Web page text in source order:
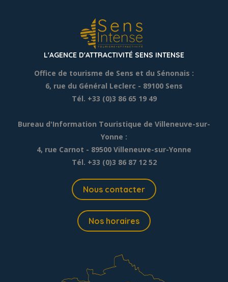
L'AGENCE D'ATTRACTIVITÉ SENS INTENSE
Office de tourisme de Sens et du Sénonais :
6, rue du Général Leclerc - 89100 Sens
Tél. +33 (0)3 86 65 19 49
Bureau d'Information Touristique de Villeneuve-sur-
Yonne :
4, rue Carnot - 89500 Villeneuve-sur-Yonne
Tél. +33 (0)3 86 87 12 52
Nous contacter
Nos horaires